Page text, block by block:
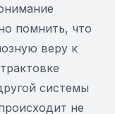
помнить, что
веру к
системы
не